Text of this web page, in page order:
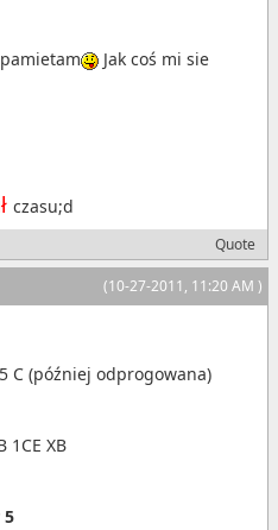
Jak coś mi sie
czasu;d
Quote
(10-27-2011, 11:20 AM )
C (później odprogowana)
1CE XB
5